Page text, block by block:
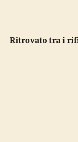
ritrovato tra i